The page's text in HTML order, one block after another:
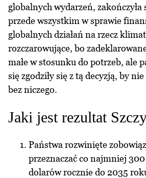
globalnych wydarzeń, zakończyła
przede wszystkim w sprawie
globalnych działań na rzecz
rozczarowujące, bo
małe w stosunku do potrzeb, ale
się zgodziły się z tą decyzją, by
bez niczego.
Jaki jest rezultat
Państwa rozwinięte
przeznaczać co najmniej
dolarów rocznie do 2035